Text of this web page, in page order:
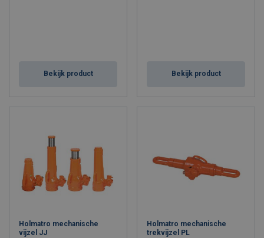
Bekijk product Bekijk product
Holmatro mechanische
vijzel JJ
Holmatro mechanische
trekvijzel PL